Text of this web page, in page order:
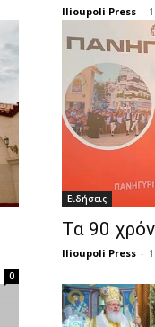
Ilioupoli Press -
0
Ειδήσεις
Τα 90
Ilioupoli Press -